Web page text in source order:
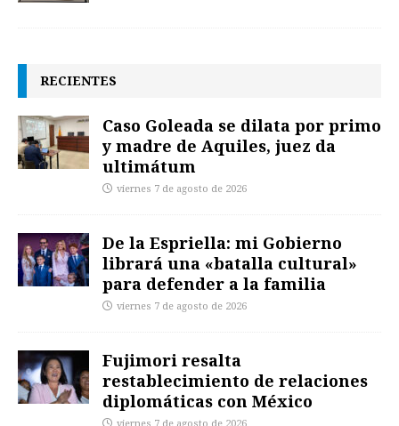
RECIENTES
Caso Goleada se dilata por primo
y madre de Aquiles, juez da
ultimátum
viernes 7 de agosto de 2026
De la Espriella: mi Gobierno
librará una «batalla cultural»
para defender a la familia
viernes 7 de agosto de 2026
Fujimori resalta
restablecimiento de relaciones
diplomáticas con México
viernes 7 de agosto de 2026